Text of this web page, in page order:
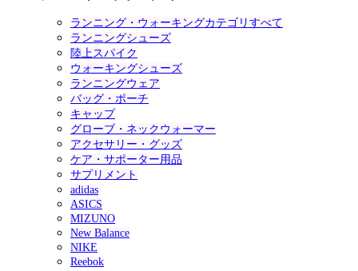
ランニング・ウォーキングカテゴリすべて
ランニングシューズ
陸上スパイク
ウォーキングシューズ
ランニングウェア
バッグ・ポーチ
キャップ
グローブ・ネックウォーマー
アクセサリー・グッズ
ケア・サポーター用品
サプリメント
adidas
ASICS
MIZUNO
New Balance
NIKE
Reebok